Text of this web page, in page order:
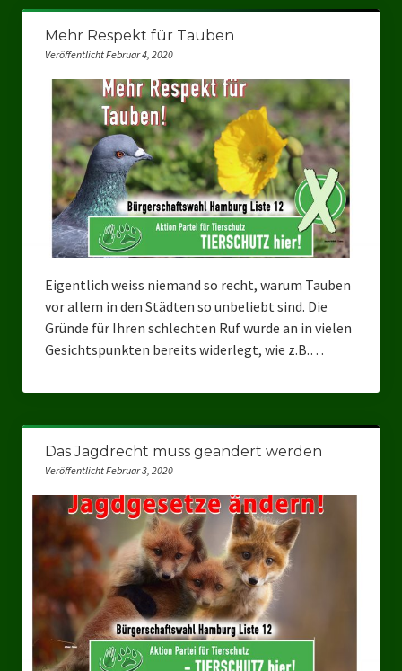
Mehr Respekt für Tauben
Veröffentlicht Februar 4, 2020
Eigentlich weiss niemand so recht, warum Tauben
vor allem in den Städten so unbeliebt sind. Die
Gründe für Ihren schlechten Ruf wurde an in vielen
Gesichtspunkten bereits widerlegt, wie z.B.…
Das Jagdrecht muss geändert werden
Veröffentlicht Februar 3, 2020